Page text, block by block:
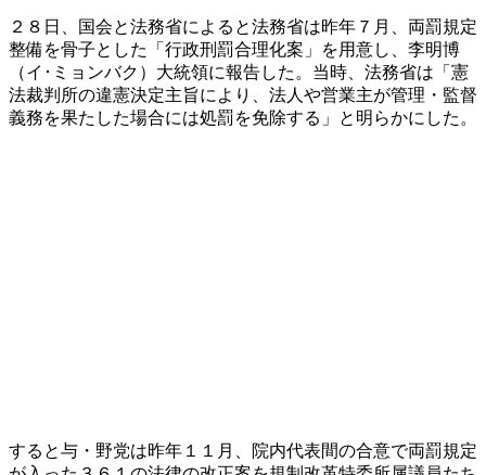
２８日、国会と法務省によると法務省は昨年７月、両罰規定
整備を骨子とした「行政刑罰合理化案」を用意し、李明博
（イ･ミョンバク）大統領に報告した。当時、法務省は「憲
法裁判所の違憲決定主旨により、法人や営業主が管理・監督
義務を果たした場合には処罰を免除する」と明らかにした。
すると与・野党は昨年１１月、院内代表間の合意で両罰規定